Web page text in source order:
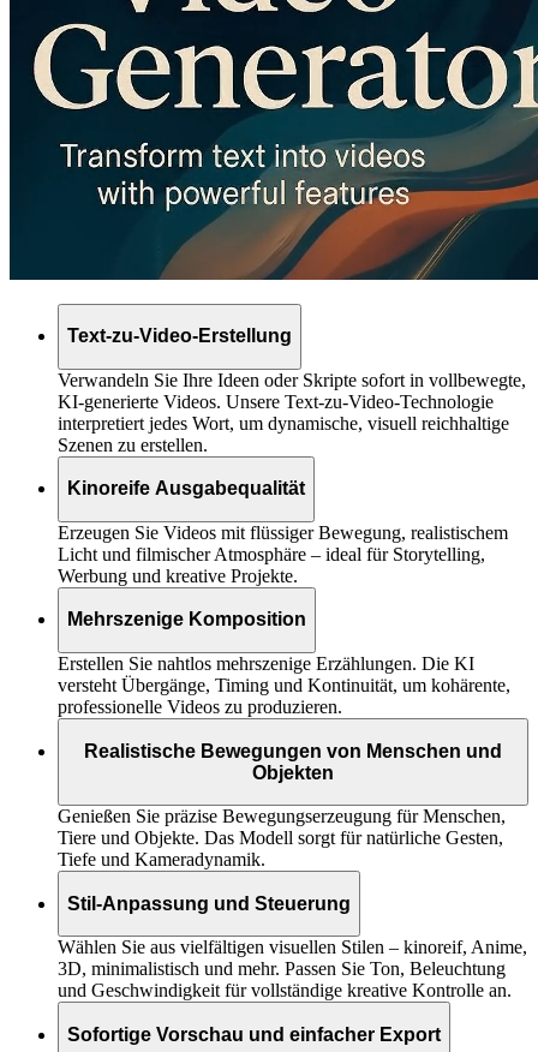
Text-zu-Video-Erstellung
Verwandeln Sie Ihre Ideen oder Skripte sofort in vollbewegte,
KI-generierte Videos. Unsere Text-zu-Video-Technologie
interpretiert jedes Wort, um dynamische, visuell reichhaltige
Szenen zu erstellen.
Kinoreife Ausgabequalität
Erzeugen Sie Videos mit flüssiger Bewegung, realistischem
Licht und filmischer Atmosphäre – ideal für Storytelling,
Werbung und kreative Projekte.
Mehrszenige Komposition
Erstellen Sie nahtlos mehrszenige Erzählungen. Die KI
versteht Übergänge, Timing und Kontinuität, um kohärente,
professionelle Videos zu produzieren.
Realistische Bewegungen von Menschen und
Objekten
Genießen Sie präzise Bewegungserzeugung für Menschen,
Tiere und Objekte. Das Modell sorgt für natürliche Gesten,
Tiefe und Kameradynamik.
Stil-Anpassung und Steuerung
Wählen Sie aus vielfältigen visuellen Stilen – kinoreif, Anime,
3D, minimalistisch und mehr. Passen Sie Ton, Beleuchtung
und Geschwindigkeit für vollständige kreative Kontrolle an.
Sofortige Vorschau und einfacher Export